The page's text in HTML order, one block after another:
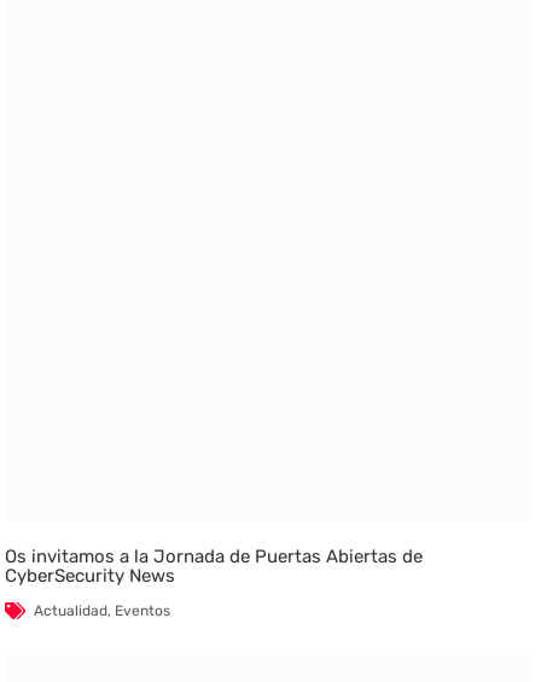
Os invitamos a la Jornada de Puertas Abiertas de
CyberSecurity News
Actualidad, Eventos